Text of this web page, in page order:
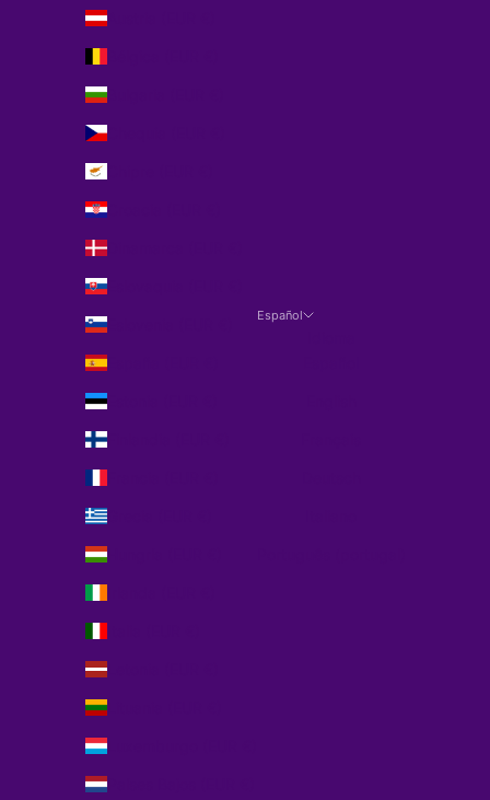
Austria (EUR €)
Bulgaria (EUR €)
Chequia (EUR €)
Croacia (EUR €)
Dinamarca (EUR €)
Eslovaquia (EUR €)
Eslovenia (EUR €)
España (EUR €)
Estonia (EUR €)
Finlandia (EUR €)
Grecia (EUR €)
Hungría (EUR €)
Letonia (EUR €)
Lituania (EUR €)
Luxemburgo (EUR €)
Países Bajos (EUR €)
Español